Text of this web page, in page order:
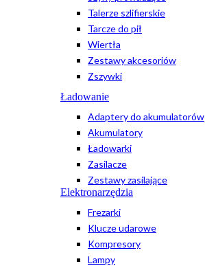
Talerze szlifierskie
Tarcze do pił
Wiertła
Zestawy akcesoriów
Zszywki
Ładowanie
Adaptery do akumulatorów
Akumulatory
Ładowarki
Zasilacze
Zestawy zasilające
Elektronarzędzia
Frezarki
Klucze udarowe
Kompresory
Lampy